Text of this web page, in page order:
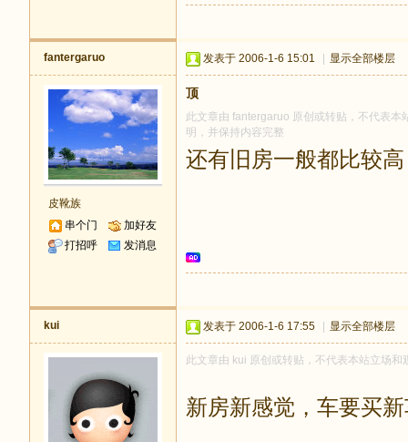
fantergaruo
皮靴族
串个门
加好友
打招呼
发消息
发表于 2006-1-6 15:01 显示全部楼层
顶
此文章由 fantergaruo 原创或转贴，不代表
明，并保持内容完整
还有旧房一般都比较
kui 发表于 2006-1-6 17:55 显示全部楼层
此文章由 kui 原创或转贴，不代表本站立场
新房新感觉，车要买